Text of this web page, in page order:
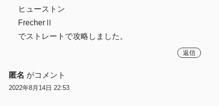
ヒューストン
FrecherⅡ
でストレートで攻略しました。
返信
匿名 がコメント
2022年8月14日 22:53